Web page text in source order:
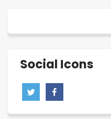
Social Icons